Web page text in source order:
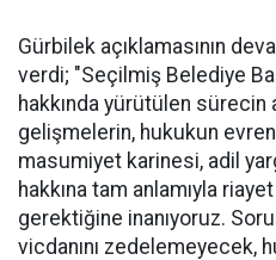
Gürbilek açıklamasının
verdi; "Seçilmiş Belediye
hakkında yürütülen sürecin
gelişmelerin, hukukun
masumiyet karinesi, adil
hakkına tam anlamıyla
gerektiğine inanıyoruz.
vicdanını zedelemeyecek,